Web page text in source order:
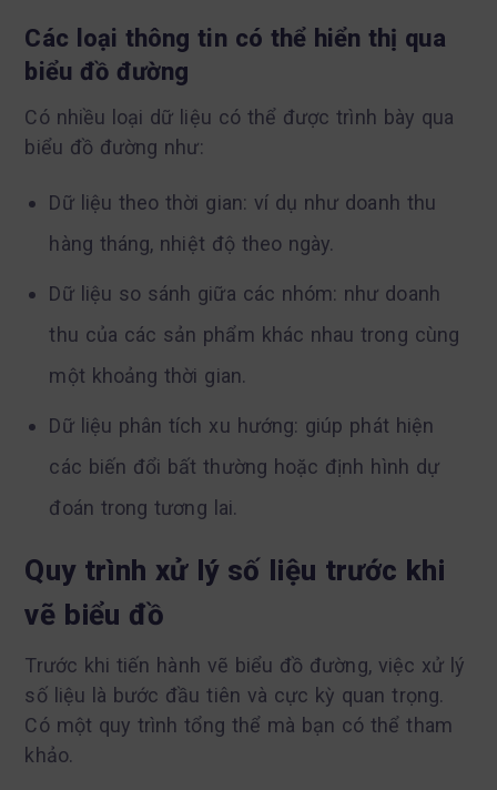
Các loại thông tin có thể hiển thị qua
biểu đồ đường
Có nhiều loại dữ liệu có thể được trình bày qua
biểu đồ đường như:
Dữ liệu theo thời gian: ví dụ như doanh thu
hàng tháng, nhiệt độ theo ngày.
Dữ liệu so sánh giữa các nhóm: như doanh
thu của các sản phẩm khác nhau trong cùng
một khoảng thời gian.
Dữ liệu phân tích xu hướng: giúp phát hiện
các biến đổi bất thường hoặc định hình dự
đoán trong tương lai.
Quy trình xử lý số liệu trước khi
vẽ biểu đồ
Trước khi tiến hành vẽ biểu đồ đường, việc xử lý
số liệu là bước đầu tiên và cực kỳ quan trọng.
Có một quy trình tổng thể mà bạn có thể tham
khảo.